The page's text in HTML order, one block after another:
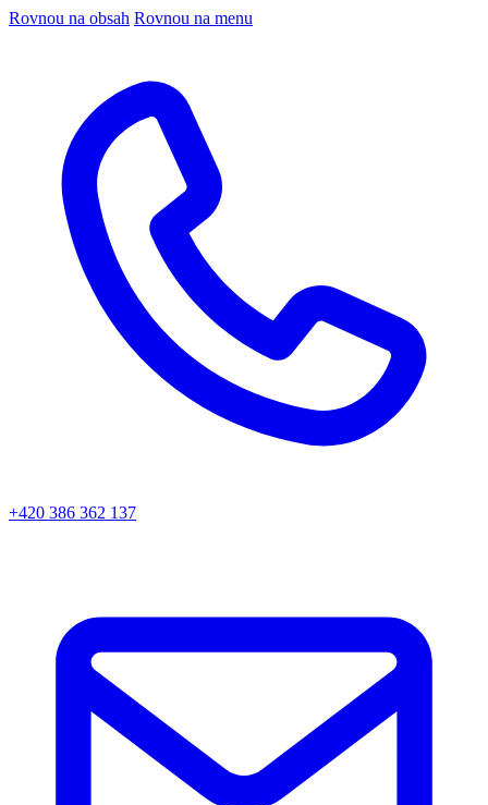
Rovnou na obsah Rovnou na menu
+420 386 362 137